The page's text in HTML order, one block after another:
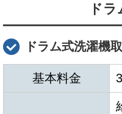
ド
ドラム式洗濯機
基本料金